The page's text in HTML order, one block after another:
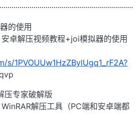
的使用
卓解压视频教程+joi模拟器的使用
1PVOUUw1HzZBylUgq1_rF2A?
压专家破解版
解压工具（PC端和安卓端都